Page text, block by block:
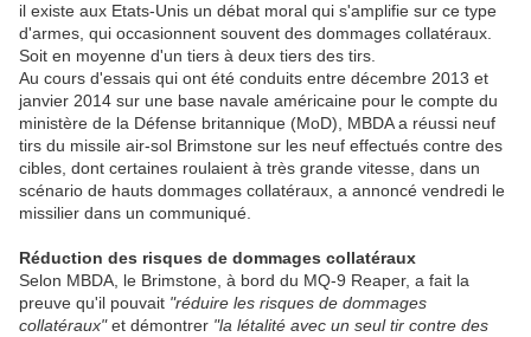
il existe aux Etats-Unis un débat moral qui s'amplifie sur ce type
d'armes, qui occasionnent souvent des dommages collatéraux.
Soit en moyenne d'un tiers à deux tiers des tirs.
Au cours d'essais qui ont été conduits entre décembre 2013 et
janvier 2014 sur une base navale américaine pour le compte du
ministère de la Défense britannique (MoD), MBDA a réussi neuf
tirs du missile air-sol Brimstone sur les neuf effectués contre des
cibles, dont certaines roulaient à très grande vitesse, dans un
scénario de hauts dommages collatéraux, a annoncé vendredi le
missilier dans un communiqué.
Réduction des risques de dommages collatéraux
Selon MBDA, le Brimstone, à bord du MQ-9 Reaper, a fait la
preuve qu'il pouvait "réduire les risques de dommages
collatéraux"et démontrer "la létalité avec un seul tir contre des